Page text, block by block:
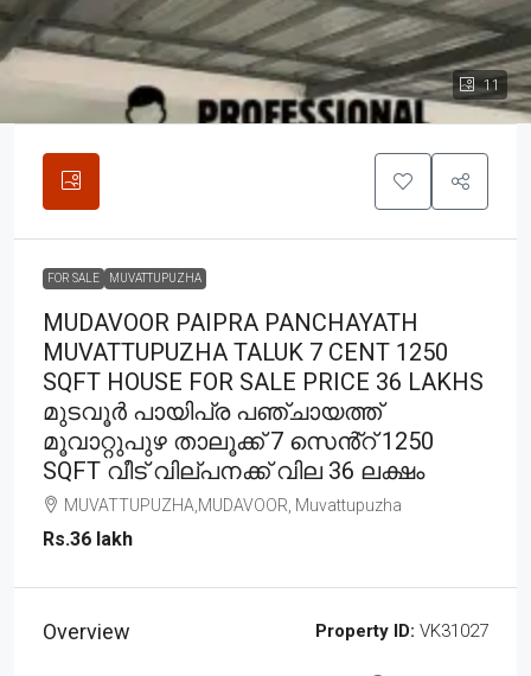
11
FOR SALE MUVATTUPUZHA
MUDAVOOR PAIPRA PANCHAYATH
MUVATTUPUZHA TALUK 7 CENT 1250
SQFT HOUSE FOR SALE PRICE 36 LAKHS
മുടവൂർ പായിപ്ര പഞ്ചായത്ത്
മൂവാറ്റുപുഴ താലൂക്ക് 7 സെൻ്റ് 1250
SQFT വീട് വില്പനക്ക് വില 36 ലക്ഷം
MUVATTUPUZHA,MUDAVOOR, Muvattupuzha
Rs.36 lakh
Overview Property ID: VK31027